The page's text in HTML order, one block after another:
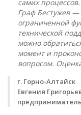
самих
Граф Бестужев —
ограниченной
технической
можно
момент и
вопросом.
г. Горно-Алтайск
Евгения
предприниматель